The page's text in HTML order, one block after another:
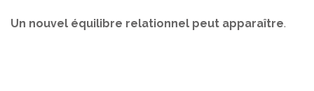
Un nouvel équilibre relationnel peut apparaître.